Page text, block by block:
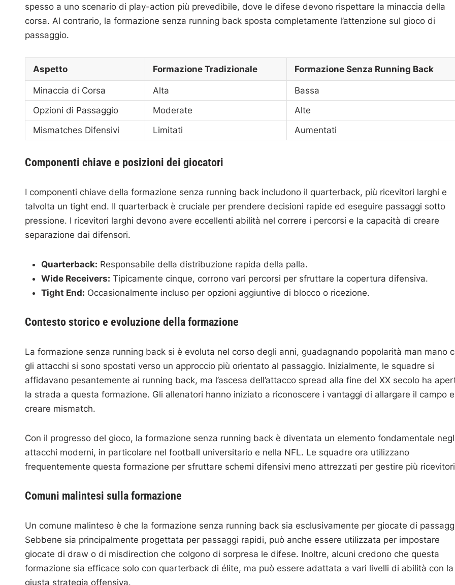
spesso a uno scenario di play-action più prevedibile, dove le difese devono rispettare la minaccia della
corsa. Al contrario, la formazione senza running back sposta completamente l’attenzione sul gioco di
passaggio.
Aspetto Formazione Tradizionale Formazione Senza Running Back
Minaccia di Corsa Alta
Bassa
Opzioni di Passaggio
Moderate
Alte
Mismatches Difensivi
Limitati Aumentati
Componenti chiave e posizioni dei giocatori
I componenti chiave della formazione senza running back includono il quarterback, più ricevitori larghi e
talvolta un tight end. Il quarterback è cruciale per prendere decisioni rapide ed eseguire passaggi sotto
pressione. I ricevitori larghi devono avere eccellenti abilità nel correre i percorsi e la capacità di creare
separazione dai difensori.
Quarterback: Responsabile della distribuzione rapida della palla.
Wide Receivers: Tipicamente cinque, corrono vari percorsi per sfruttare la copertura difensiva.
Tight End: Occasionalmente incluso per opzioni aggiuntive di blocco o ricezione.
Contesto storico e evoluzione della formazione
La formazione senza running back si è evoluta nel corso degli anni, guadagnando popolarità man mano
gli attacchi si sono spostati verso un approccio più orientato al passaggio. Inizialmente, le squadre si
affidavano pesantemente ai running back, ma l’ascesa dell’attacco spread alla fine del XX secolo ha
la strada a questa formazione. Gli allenatori hanno iniziato a riconoscere i vantaggi di allargare il campo e
creare mismatch.
Con il progresso del gioco, la formazione senza running back è diventata un elemento fondamentale
attacchi moderni, in particolare nel football universitario e nella NFL. Le squadre ora utilizzano
frequentemente questa formazione per sfruttare schemi difensivi meno attrezzati per gestire più
Comuni malintesi sulla formazione
Un comune malinteso è che la formazione senza running back sia esclusivamente per giocate di
Sebbene sia principalmente progettata per passaggi rapidi, può anche essere utilizzata per impostare
giocate di draw o di misdirection che colgono di sorpresa le difese. Inoltre, alcuni credono che questa
formazione sia efficace solo con quarterback di élite, ma può essere adattata a vari livelli di abilità con la
giusta strategia offensiva.